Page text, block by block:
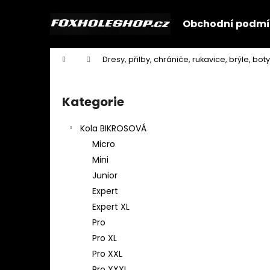
Obchodní
Domů Dresy, přilby, chrániče, rukavice, brýle, boty
Přeskočit
kategorie
Kategorie
Kola BIKROSOVÁ
Micro
Mini
Junior
Expert
Expert XL
Pro
Pro XL
Pro XXL
Zpět
Zpět